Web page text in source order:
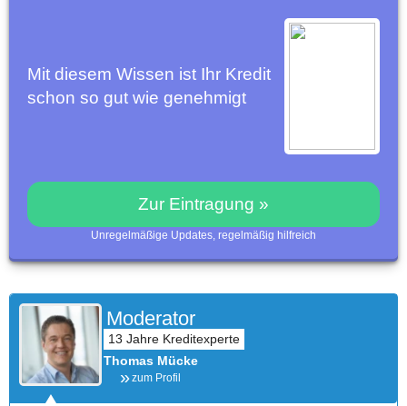
Mit diesem Wissen ist Ihr Kredit
schon so gut wie genehmigt
Zur Eintragung »
Unregelmäßige Updates, regelmäßig hilfreich
Moderator
Thomas Mücke
zum Profil